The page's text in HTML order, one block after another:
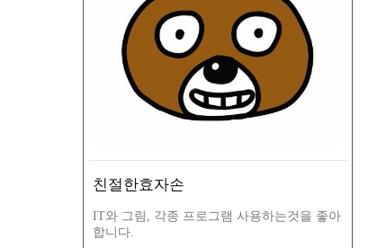
친절한효자손
IT와 그림, 각종 프로그램 사용하는것을 좋아
합니다.